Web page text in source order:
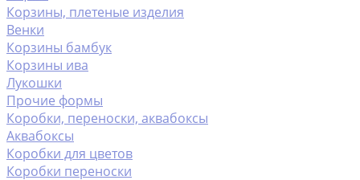
Корзины, плетеные изделия
Венки
Корзины бамбук
Корзины ива
Лукошки
Прочие формы
Коробки, переноски, аквабоксы
Аквабоксы
Коробки для цветов
Коробки переноски